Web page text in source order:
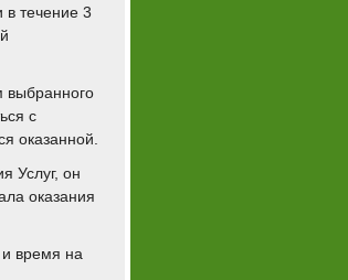
течение 3
выбранного
с
оказанной.
Услуг, он
оказания
и время на